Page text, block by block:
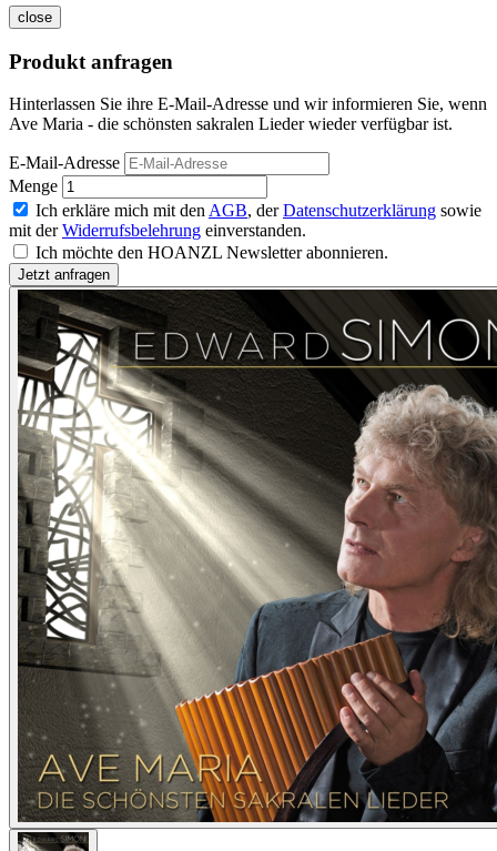
close
Produkt anfragen
Hinterlassen Sie ihre E-Mail-Adresse und wir informieren Sie, wenn
Ave Maria - die schönsten sakralen Lieder wieder verfügbar ist.
E-Mail-Adresse
Menge
Ich erkläre mich mit den AGB, derDatenschutzerklärung sowie
mit derWiderrufsbelehrung einverstanden.
Ich möchte den HOANZL Newsletter abonnieren.